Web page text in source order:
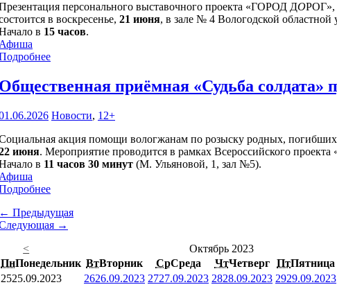
персонального выставочного проекта «ГОРОД ДОРОГ»,
в воскресенье, 21 июня, в зале № 4 Вологодской
в 15 часов.
Афиша
Общественная приёмная «Судьба солдата»
Новости, 12+
акция помощи вологжанам по розыску родных,
июня. Мероприятие проводится в рамках Всероссийского
в 11 часов 30 минут (М. Ульяновой, 1, зал №5).
Афиша
← Предыдущая
→
<
Октябрь 2023
ПнПонедельник ВтВторник СрСреда ЧтЧетверг ПтПятница
2525.09.2023 2626.09.2023 2727.09.2023 2828.09.2023 2929.09.2023